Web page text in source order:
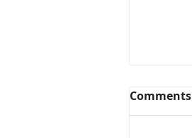
Comments